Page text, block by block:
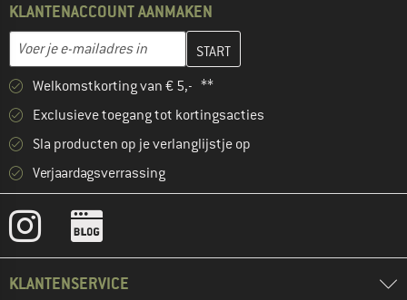
KLANTENACCOUNT AANMAKEN
E-mailadres
Vul je e-mailadres hier in en maak in de volgende stap je
Welkomstkorting van € 5,- **
Exclusieve toegang tot kortingsacties
Sla producten op je verlanglijstje op
Verjaardagsverrassing
KLANTENSERVICE